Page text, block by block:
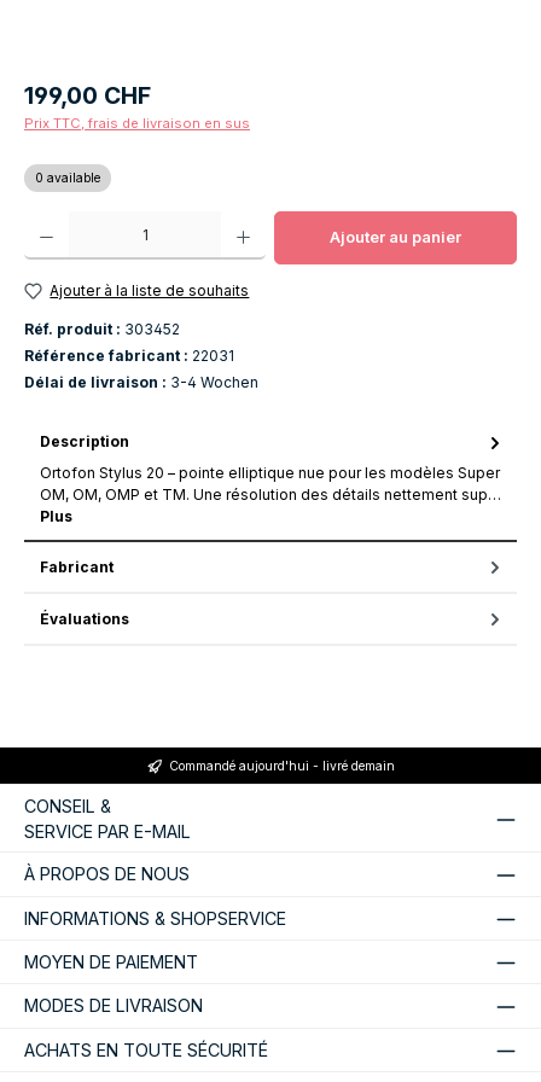
Prix régulier :
199,00 CHF
Prix TTC, frais de livraison en sus
0 available
Quantité de produit : Entrez la quantité souhaitée ou utilisez les boutons
Ajouter au panier
Ajouter à la liste de souhaits
Réf. produit : 303452
Référence fabricant : 22031
Délai de livraison : 3-4 Wochen
Description
Ortofon Stylus 20 – pointe elliptique nue pour les modèles Super
OM, OM, OMP et TM. Une résolution des détails nettement sup…
Plus
Fabricant
Évaluations
Commandé aujourd'hui - livré demain
CONSEIL &
SERVICE PAR E-MAIL
À PROPOS DE NOUS
INFORMATIONS & SHOPSERVICE
MOYEN DE PAIEMENT
MODES DE LIVRAISON
ACHATS EN TOUTE SÉCURITÉ